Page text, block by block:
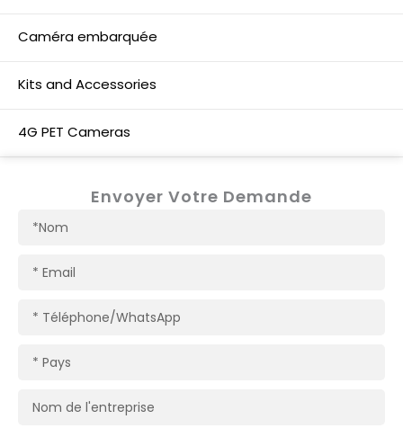
Caméra embarquée
Kits and Accessories
4G PET Cameras
Envoyer Votre Demande
Nom
Courriel
Téléphone/WhatsApp
Pays
de